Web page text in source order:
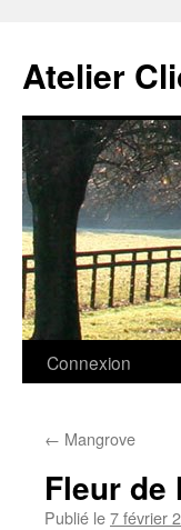
contenu
Atelier
Connexion
← Mangrove
Fleur
Publié le7 février